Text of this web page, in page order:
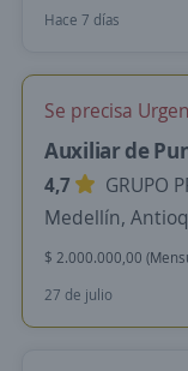
Hace 7 días
Se precisa
Auxiliar de
4,7
GRUPO
Medellín,
$ 2.000.000,00
27 de julio